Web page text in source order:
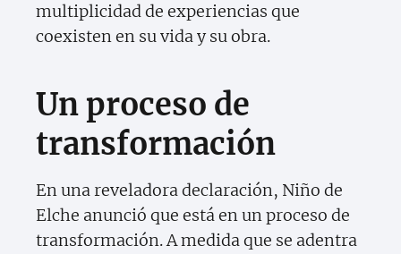
multiplicidad de experiencias que
coexisten en su vida y su obra.
Un proceso de
transformación
En una reveladora declaración, Niño de
Elche anunció que está en un proceso de
transformación. A medida que se adentra